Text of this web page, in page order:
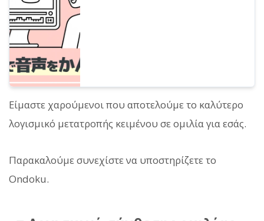
Είμαστε χαρούμενοι που αποτελούμε το καλύτερο
λογισμικό μετατροπής κειμένου σε ομιλία για εσάς.
Παρακαλούμε συνεχίστε να υποστηρίζετε το
Ondoku.